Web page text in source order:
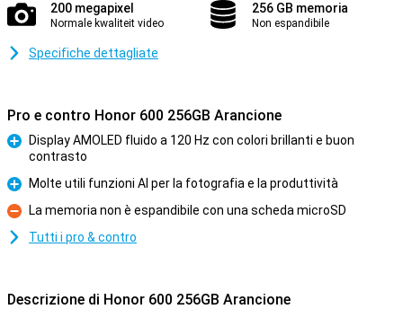
200 megapixel
Normale kwaliteit video
256 GB memoria
Non espandibile
Specifiche dettagliate
Pro e contro Honor 600 256GB Arancione
Display AMOLED fluido a 120 Hz con colori brillanti e buon
contrasto
Pro
Molte utili funzioni AI per la fotografia e la produttività
Contro
La memoria non è espandibile con una scheda microSD
Tutti i pro & contro
Descrizione di Honor 600 256GB Arancione